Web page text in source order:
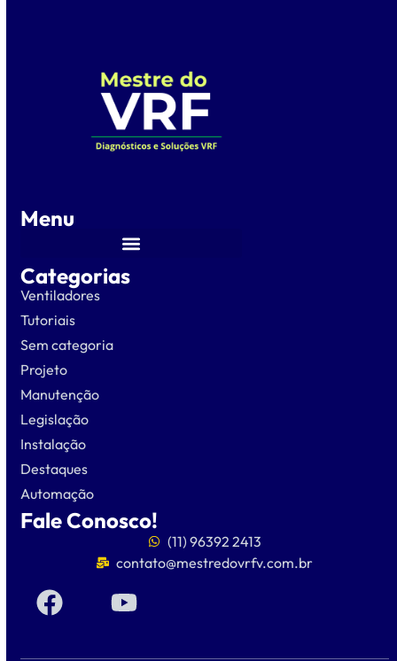
Menu
Categorias
Ventiladores
Tutoriais
Sem categoria
Projeto
Manutenção
Legislação
Instalação
Destaques
Automação
Fale Conosco!
(11) 96392 2413
contato@mestredovrfv.com.br